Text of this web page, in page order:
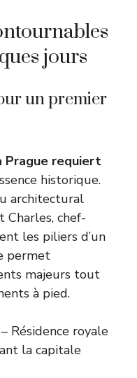
jours
un premier
Prague requiert
historique.
architectural
chef-
les piliers d’un
permet
majeurs tout
à pied.
– Résidence royale
la capitale